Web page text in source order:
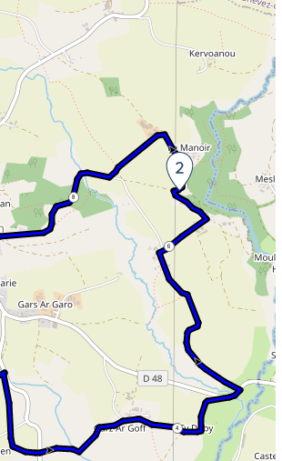
go straight to the information
8
4
6